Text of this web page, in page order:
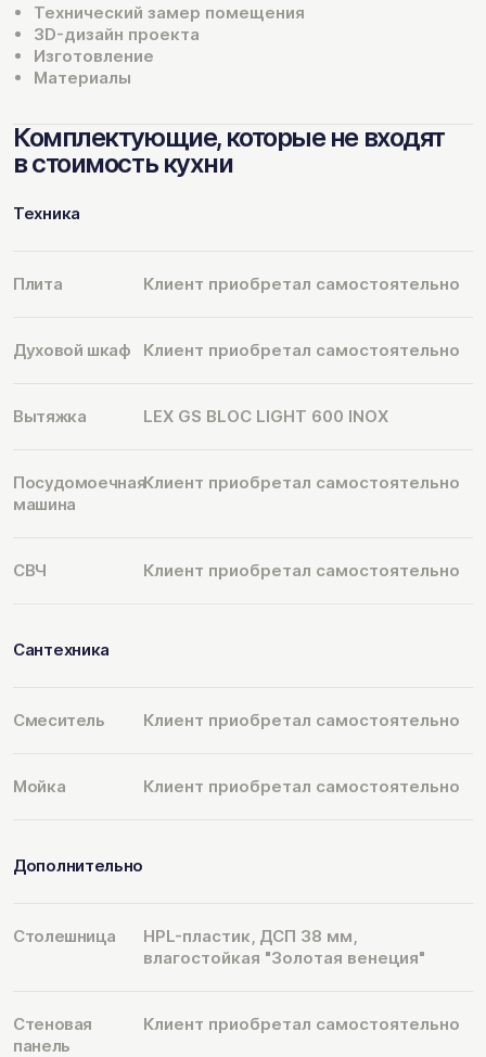
Технический замер помещения
3D-дизайн проекта
Изготовление
Материалы
Комплектующие, которые не входят
в стоимость кухни
Техника
Плита Клиент приобретал самостоятельно
Духовой шкаф Клиент приобретал самостоятельно
Вытяжка LEX GS BLOC LIGHT 600 INOX
Посудомоечная
машина
Клиент приобретал самостоятельно
СВЧ Клиент приобретал самостоятельно
Сантехника
Смеситель Клиент приобретал самостоятельно
Мойка Клиент приобретал самостоятельно
Дополнительно
Столешница
HPL-пластик, ДСП 38 мм,
влагостойкая "Золотая венеция"
Стеновая
панель
Клиент приобретал самостоятельно